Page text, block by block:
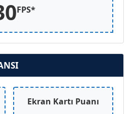
FPS*
Ekran Kartı Puanı